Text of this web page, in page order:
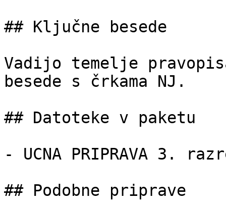
## Ključne besede
Vadijo temelje
besede s črkama NJ.
## Datoteke v paketu
- UCNA PRIPRAVA 3.
## Podobne priprave